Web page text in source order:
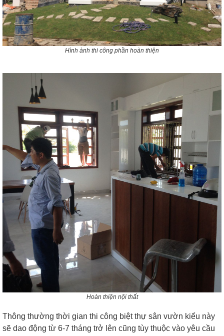
Hình ành thi công phần hoàn thiện
Hoàn thiện nội thất
Thông thường thời gian thi công biệt thự sân vườn kiểu này
sẽ dao động từ 6-7 tháng trở lên cũng tùy thuộc vào yêu cầu